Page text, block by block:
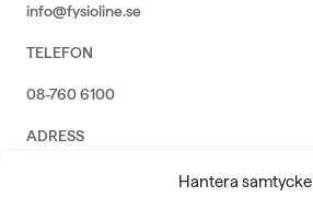
Hantera samtycke
info@fysioline.se
TELEFON
08-760 6100
ADRESS
Rosendalsvägen 18b, SE-14143 Huddinge
VERKSAMHETSOMRÅDEN